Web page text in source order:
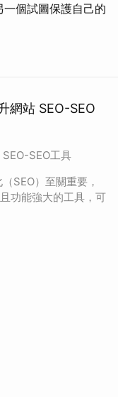
個試圖保護自己的
網站 SEO-SEO
SEO工具
SEO）至關重要，
功能強大的工具，可